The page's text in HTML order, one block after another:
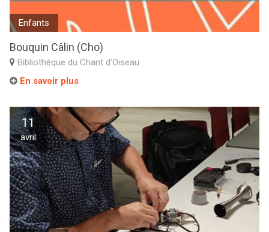
Enfants
Bouquin Câlin (Cho)
Bibliothèque du Chant d’Oiseau
En savoir plus
11
avril